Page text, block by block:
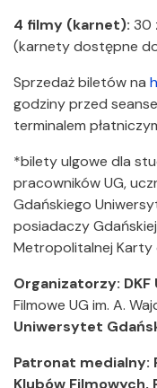
4 filmy (karnet): 30
(karnety dostępne
Sprzedaż biletów na
godziny przed
terminalem
*bilety ulgowe dla
pracowników UG,
Gdańskiego
posiadaczy
Metropolitalnej Karty
Organizatorzy:
Filmowe UG im. A.
Uniwersytet
Patronat medialny:
Klubów